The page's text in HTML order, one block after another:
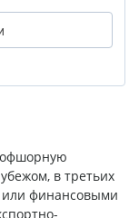
офшорную
в третьих
финансовыми